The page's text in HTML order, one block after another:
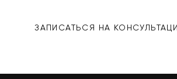
ЗАПИСАТЬСЯ НА